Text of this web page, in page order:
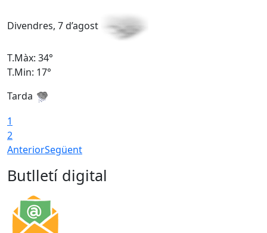
Divendres, 7 d’agost
T.Màx: 34°
T.Min: 17°
Tarda
1
2
AnteriorSegüent
Butlletí digital